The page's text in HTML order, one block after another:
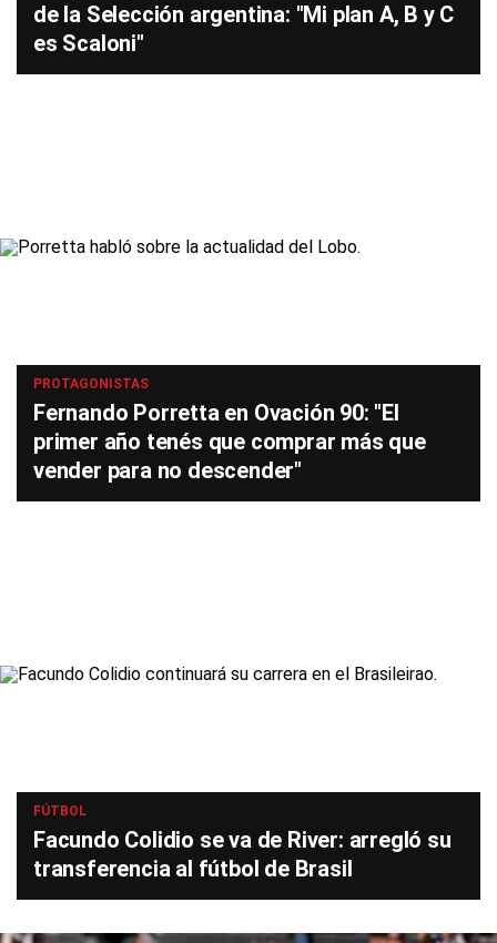
de la Selección argentina: "Mi plan A, B y C
es Scaloni"
PROTAGONISTAS
Fernando Porretta en Ovación 90: "El
primer año tenés que comprar más que
vender para no descender"
FÚTBOL
Facundo Colidio se va de River: arregló su
transferencia al fútbol de Brasil